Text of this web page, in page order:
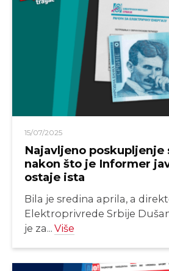
15/07/2025
Najavljeno poskupljenje
nakon što je Informer
ostaje ista
Bila je sredina aprila, a
Elektroprivrede Srbije
je za... Više